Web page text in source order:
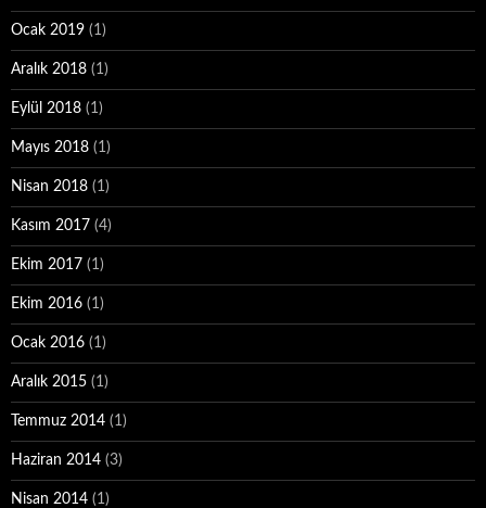
Ocak 2019 (1)
Aralık 2018 (1)
Eylül 2018 (1)
Mayıs 2018 (1)
Nisan 2018 (1)
Kasım 2017 (4)
Ekim 2017 (1)
Ekim 2016 (1)
Ocak 2016 (1)
Aralık 2015 (1)
Temmuz 2014 (1)
Haziran 2014 (3)
Nisan 2014 (1)